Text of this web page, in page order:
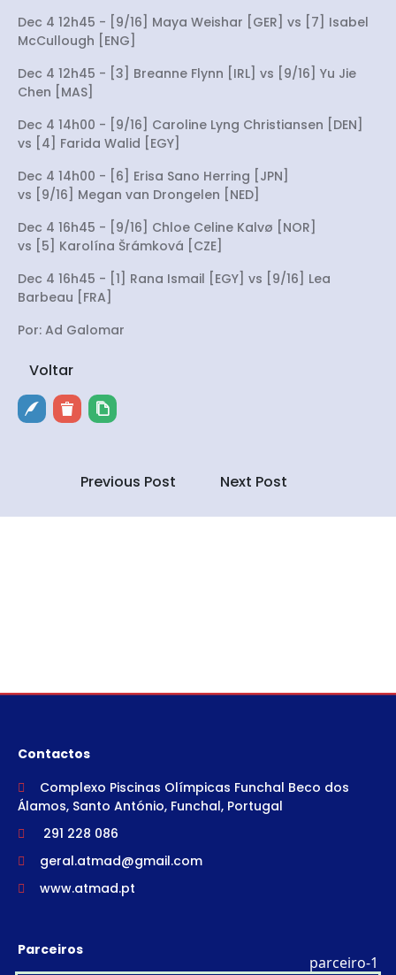
Dec 4 12h45 - [9/16] Maya Weishar [GER] vs [7] Isabel
McCullough [ENG]
Dec 4 12h45 - [3] Breanne Flynn [IRL] vs [9/16] Yu Jie
Chen [MAS]
Dec 4 14h00 - [9/16] Caroline Lyng Christiansen [DEN]
vs [4] Farida Walid [EGY]
Dec 4 14h00 - [6] Erisa Sano Herring [JPN]
vs [9/16] Megan van Drongelen [NED]
Dec 4 16h45 - [9/16] Chloe Celine Kalvø [NOR]
vs [5] Karolína Šrámková [CZE]
Dec 4 16h45 - [1] Rana Ismail [EGY] vs [9/16] Lea
Barbeau [FRA]
Por: Ad Galomar
Voltar
Previous Post Next Post
Contactos
Complexo Piscinas Olímpicas Funchal Beco dos
Álamos, Santo António, Funchal, Portugal
291 228 086
geral.atmad@gmail.com
www.atmad.pt
Parceiros